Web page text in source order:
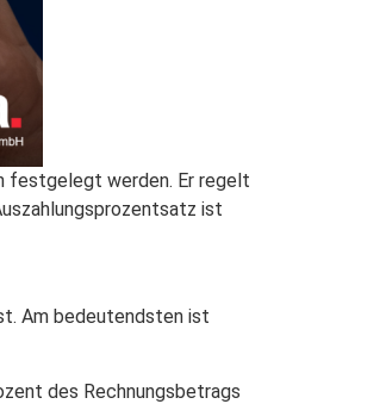
festgelegt werden. Er regelt
ist
Am bedeutendsten ist
des Rechnungsbetrags